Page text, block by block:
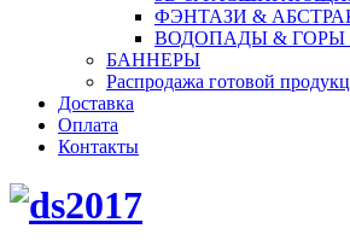
ФЭНТАЗИ &
ВОДОПАДЫ & ГОРЫ
БАННЕРЫ
Распродажа готовой
Доставка
Оплата
Контакты